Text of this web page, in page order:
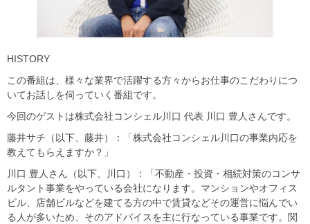
HISTORY
この番組は、様々な業界で活躍する方々からお仕事のこだわりにつ
いてお話しを伺っていく番組です。
今回のゲストは株式会社コンシェル川口 代表 川口 豊人さんです。
藤井サチ（以下、藤井）：「株式会社コンシェル川口の事業内応を
教えてもらえますか？」
川口 豊人さん（以下、川口）：「不動産・投資・相続対策のコンサ
ルタント事業をやっている会社になります。マンションやオフィス
ビル、店舗ビルなどを建てる方の中で賃貸などその運営に悩んでい
る人が多いため、そのアドバイスを主に行なっている事業です。関